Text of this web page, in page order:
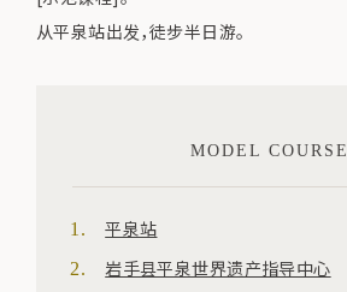
从平泉站出发，徒步半日游。
MODEL COURSE
平泉站
岩手县平泉世界遗产指导中心